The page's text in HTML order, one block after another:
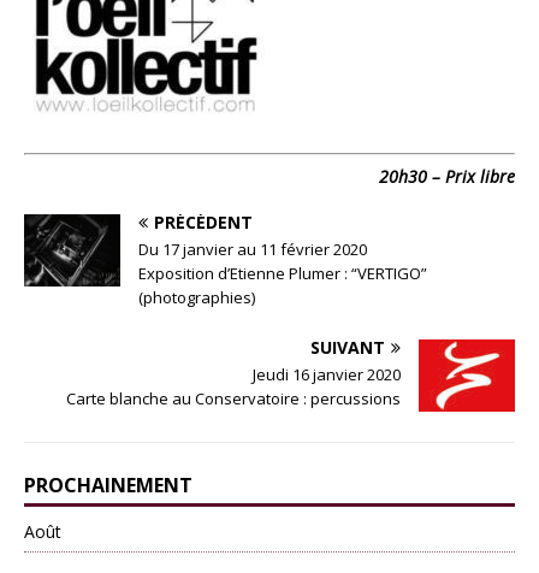
20h30 – Prix libre
PRÉCÉDENT
Du 17 janvier au 11 février 2020
Exposition d’Etienne Plumer : “VERTIGO”
(photographies)
SUIVANT
Jeudi 16 janvier 2020
Carte blanche au Conservatoire : percussions
PROCHAINEMENT
Août